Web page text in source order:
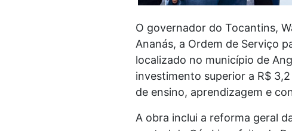
O governador do Tocantins,
Ananás, a Ordem de Serviço
localizado no município de
investimento superior a R$
de ensino, aprendizagem e
A obra inclui a reforma geral